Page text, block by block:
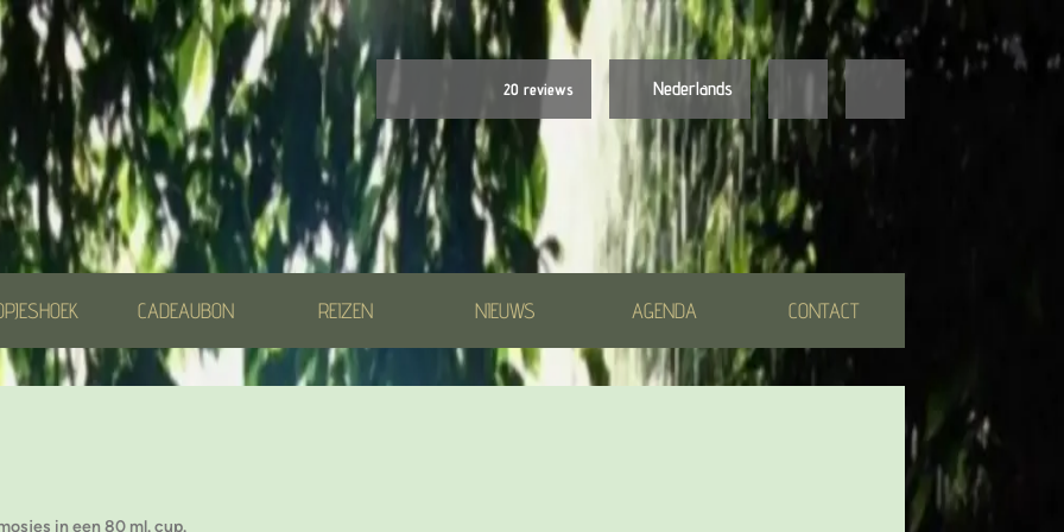
20 reviews Nederlands
Nederlands
English
CADEAUBON REIZEN NIEUWS AGENDA CONTACT
in een 80 ml. cup.